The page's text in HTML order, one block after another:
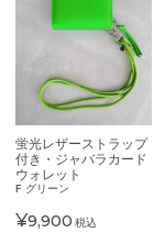
蛍光レザーストラップ
付き・ジャバラカード
ウォレット
F グリーン
¥9,900 税込